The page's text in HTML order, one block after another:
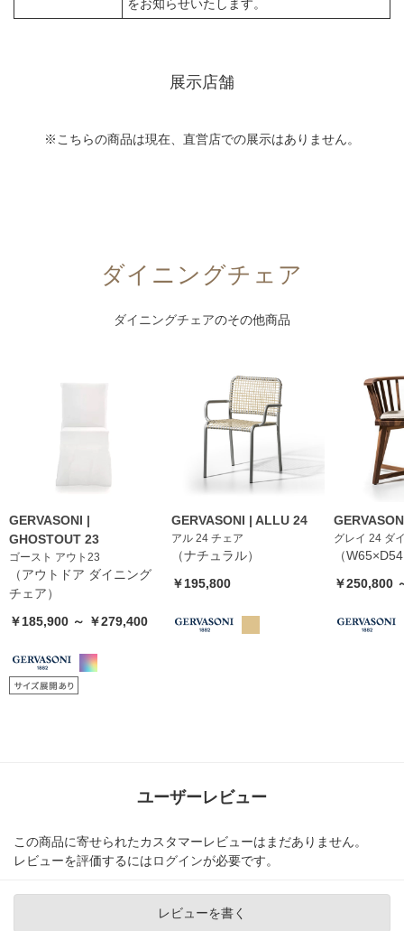
をお知らせいたします。
展示店舗
※こちらの商品は現在、直営店での展示はありません。
ダイニングチェア
ダイニングチェアのその他商品
GERVASONI |
GHOSTOUT 23
ゴースト アウト23
（アウトドア ダイニング
チェア）
￥185,900 ～ ￥279,400
GERVASONI | ALLU 24
アル 24 チェア
（ナチュラル）
￥195,800
グレイ 24 ダ
（
￥250,800
ユーザーレビュー
この商品に寄せられたカスタマーレビューはまだありません。
レビューを評価するにはログインが必要です。
レビューを書く